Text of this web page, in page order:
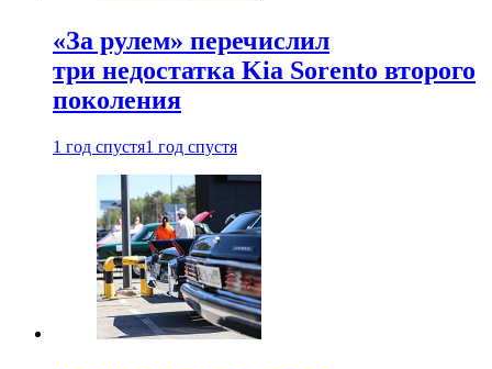
«За рулем» перечислил
три недостатка Kia Sorento второго
поколения
1 год спустя1 год спустя